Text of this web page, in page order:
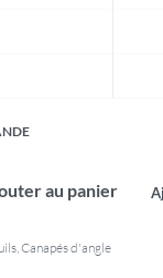
au panier
,Canapés d'angle